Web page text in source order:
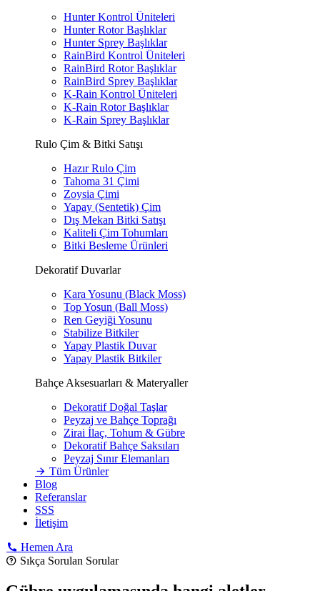
Hunter Kontrol Üniteleri
Hunter Rotor Başlıklar
Hunter Sprey Başlıklar
RainBird Kontrol Üniteleri
RainBird Rotor Başlıklar
RainBird Sprey Başlıklar
K-Rain Kontrol Üniteleri
K-Rain Rotor Başlıklar
K-Rain Sprey Başlıklar
Rulo Çim & Bitki Satışı
Hazır Rulo Çim
Tahoma 31 Çimi
Zoysia Çimi
Yapay (Sentetik) Çim
Dış Mekan Bitki Satışı
Kaliteli Çim Tohumları
Bitki Besleme Ürünleri
Dekoratif Duvarlar
Kara Yosunu (Black Moss)
Top Yosun (Ball Moss)
Ren Geyiği Yosunu
Stabilize Bitkiler
Yapay Plastik Duvar
Yapay Plastik Bitkiler
Bahçe Aksesuarları & Materyaller
Dekoratif Doğal Taşlar
Peyzaj ve Bahçe Toprağı
Zirai İlaç, Tohum & Gübre
Dekoratif Bahçe Saksıları
Peyzaj Sınır Elemanları
Tüm Ürünler
Blog
Referanslar
SSS
İletişim
Hemen Ara
Sıkça Sorulan Sorular